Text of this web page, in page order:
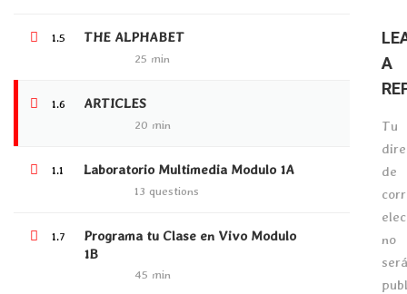
1.5 THE ALPHABET
25 min
1.6 ARTICLES
20 min
1.1 Laboratorio Multimedia Modulo 1A
13 questions
1.7
Programa tu Clase en Vivo Modulo
1B
45 min
A
Tu
de
no
será
$3,000,000.00